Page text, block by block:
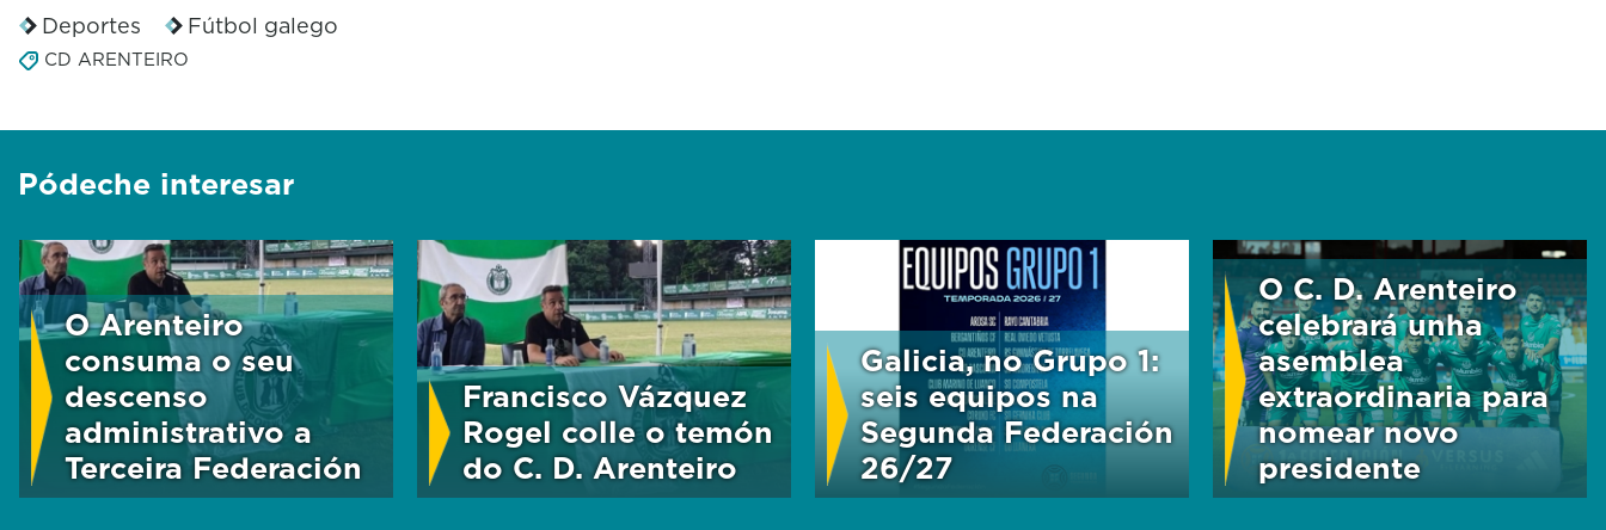
Deportes Fútbol galego
CD ARENTEIRO
Pódeche interesar
O Arenteiro
consuma o seu
descenso
administrativo a
Terceira Federación
Francisco Vázquez
Rogel colle o temón
do C. D. Arenteiro
Galicia, no Grupo 1:
seis equipos na
Segunda Federación
26/27
O C. D. Arenteiro
celebrará unha
asemblea
extraordinaria para
nomear novo
presidente